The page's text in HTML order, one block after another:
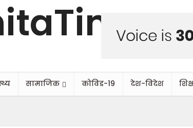
सामाजिक कोविड-19 देश-विदेश